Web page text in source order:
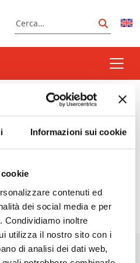
Informazioni sui cookie
contenuti ed
dei social media e per
Condividiamo inoltre
utilizza il nostro sito con i
di analisi dei dati web,
Cerca
Cerca
questo tag</li>